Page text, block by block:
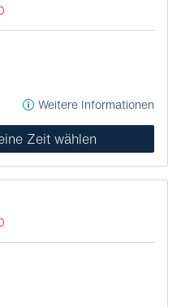
Weitere Informationen
Zeit wählen